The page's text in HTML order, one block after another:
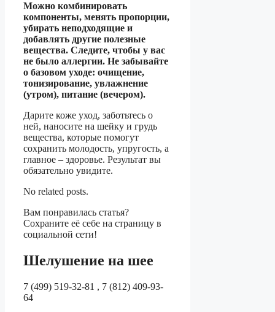
Можно комбинировать
компоненты, менять пропорции,
убирать неподходящие и
добавлять другие полезные
вещества. Следите, чтобы у вас
не было аллергии. Не забывайте
о базовом уходе: очищение,
тонизирование, увлажнение
(утром), питание (вечером).
Дарите коже уход, заботьтесь о
ней, наносите на шейку и грудь
вещества, которые помогут
сохранить молодость, упругость, а
главное – здоровье. Результат вы
обязательно увидите.
No related posts.
Вам понравилась статья?
Сохраните её себе на страницу в
социальной сети!
Шелушение на шее
7 (499) 519-32-81 , 7 (812) 409-93-
64